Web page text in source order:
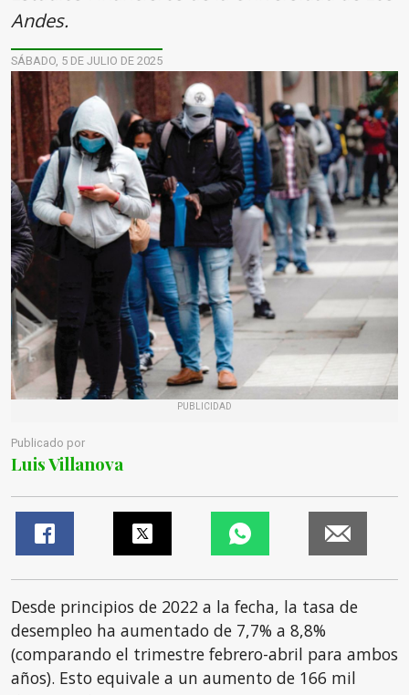
Andes.
SÁBADO, 5 DE JULIO DE 2025
PUBLICIDAD
Publicado por
Luis Villanova
Desde principios de 2022 a la fecha, la tasa de
desempleo ha aumentado de 7,7% a 8,8%
(comparando el trimestre febrero-abril para ambos
años). Esto equivale a un aumento de 166 mil